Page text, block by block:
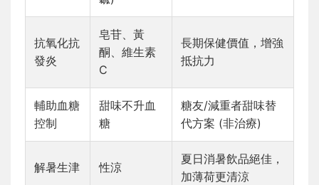
抗氧化抗
發炎
皂苷、黃
酮、維生素
C
長期保健價值，增強
抵抗力
輔助血糖
控制
甜味不升血
糖
糖友/減重者甜味替
代方案 (非治療)
解暑生津 性涼
夏日消暑飲品絕佳，
加薄荷更清涼